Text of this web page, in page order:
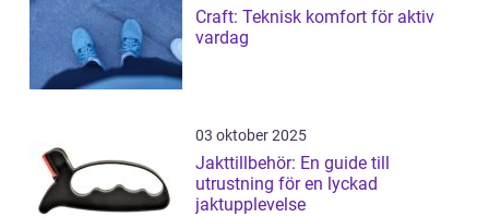
Craft: Teknisk komfort för aktiv
vardag
03 oktober 2025
Jakttillbehör: En guide till
utrustning för en lyckad
jaktupplevelse